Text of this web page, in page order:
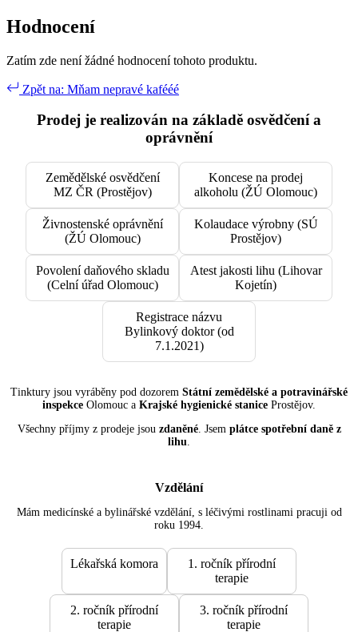
Hodnocení
Zatím zde není žádné hodnocení tohoto produktu.
Zpět na: Mňam nepravé kafééé
Prodej je realizován na základě osvědčení a
oprávnění
Zemědělské osvědčení
MZ ČR (Prostějov)
Koncese na prodej
alkoholu (ŽÚ Olomouc)
Živnostenské oprávnění
(ŽÚ Olomouc)
Kolaudace výrobny (SÚ
Prostějov)
Povolení daňového skladu
(Celní úřad Olomouc)
Atest jakosti lihu (Lihovar
Kojetín)
Registrace názvu
Bylinkový doktor (od
7.1.2021)
Tinktury jsou vyráběny pod dozorem Státní zemědělské a potravinářské
inspekce Olomouc a Krajské hygienické stanice Prostějov.
Všechny příjmy z prodeje jsou zdaněné. Jsem plátce spotřební daně z
lihu
Vzdělání
Mám medicínské a bylinářské vzdělání, s léčivými rostlinami pracuji od
roku 1994.
Lékařská komora
1. ročník přírodní
terapie
2. ročník přírodní
terapie
3. ročník přírodní
terapie